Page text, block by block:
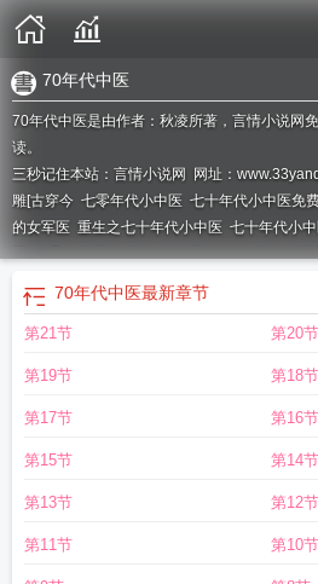
70年代中医
70年代中医是由作者：秋凌所著，言情小说网
读。
三秒记住本站：言情小说网 网址：
雕[古穿今 七零年代小中医 七十年代小中医免
的女军医 重生之七十年代小中医 七十年代小
医七零年代医生70年代中医七十年代小中
重生七零年代小中医txt
穿今
无防盗
70年代中医最新章节
第21节 第20节
第19节 第18节
第17节 第16节
第15节 第14节
第13节 第12节
第11节 第10节